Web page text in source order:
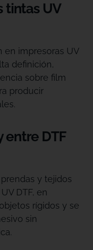
tintas UV
en impresoras UV
definición,
sobre film
producir
entre DTF
y tejidos
DTF, en
rígidos y se
sin